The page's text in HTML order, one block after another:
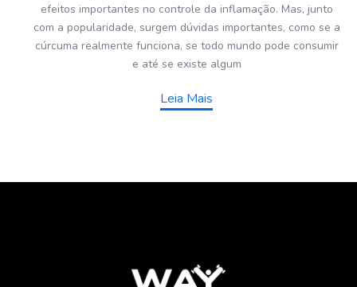
efeitos importantes no controle da inflamação. Mas, junto
com a popularidade, surgem dúvidas importantes, como se a
cúrcuma realmente funciona, se todo mundo pode consumir
e até se existe algum
Leia Mais